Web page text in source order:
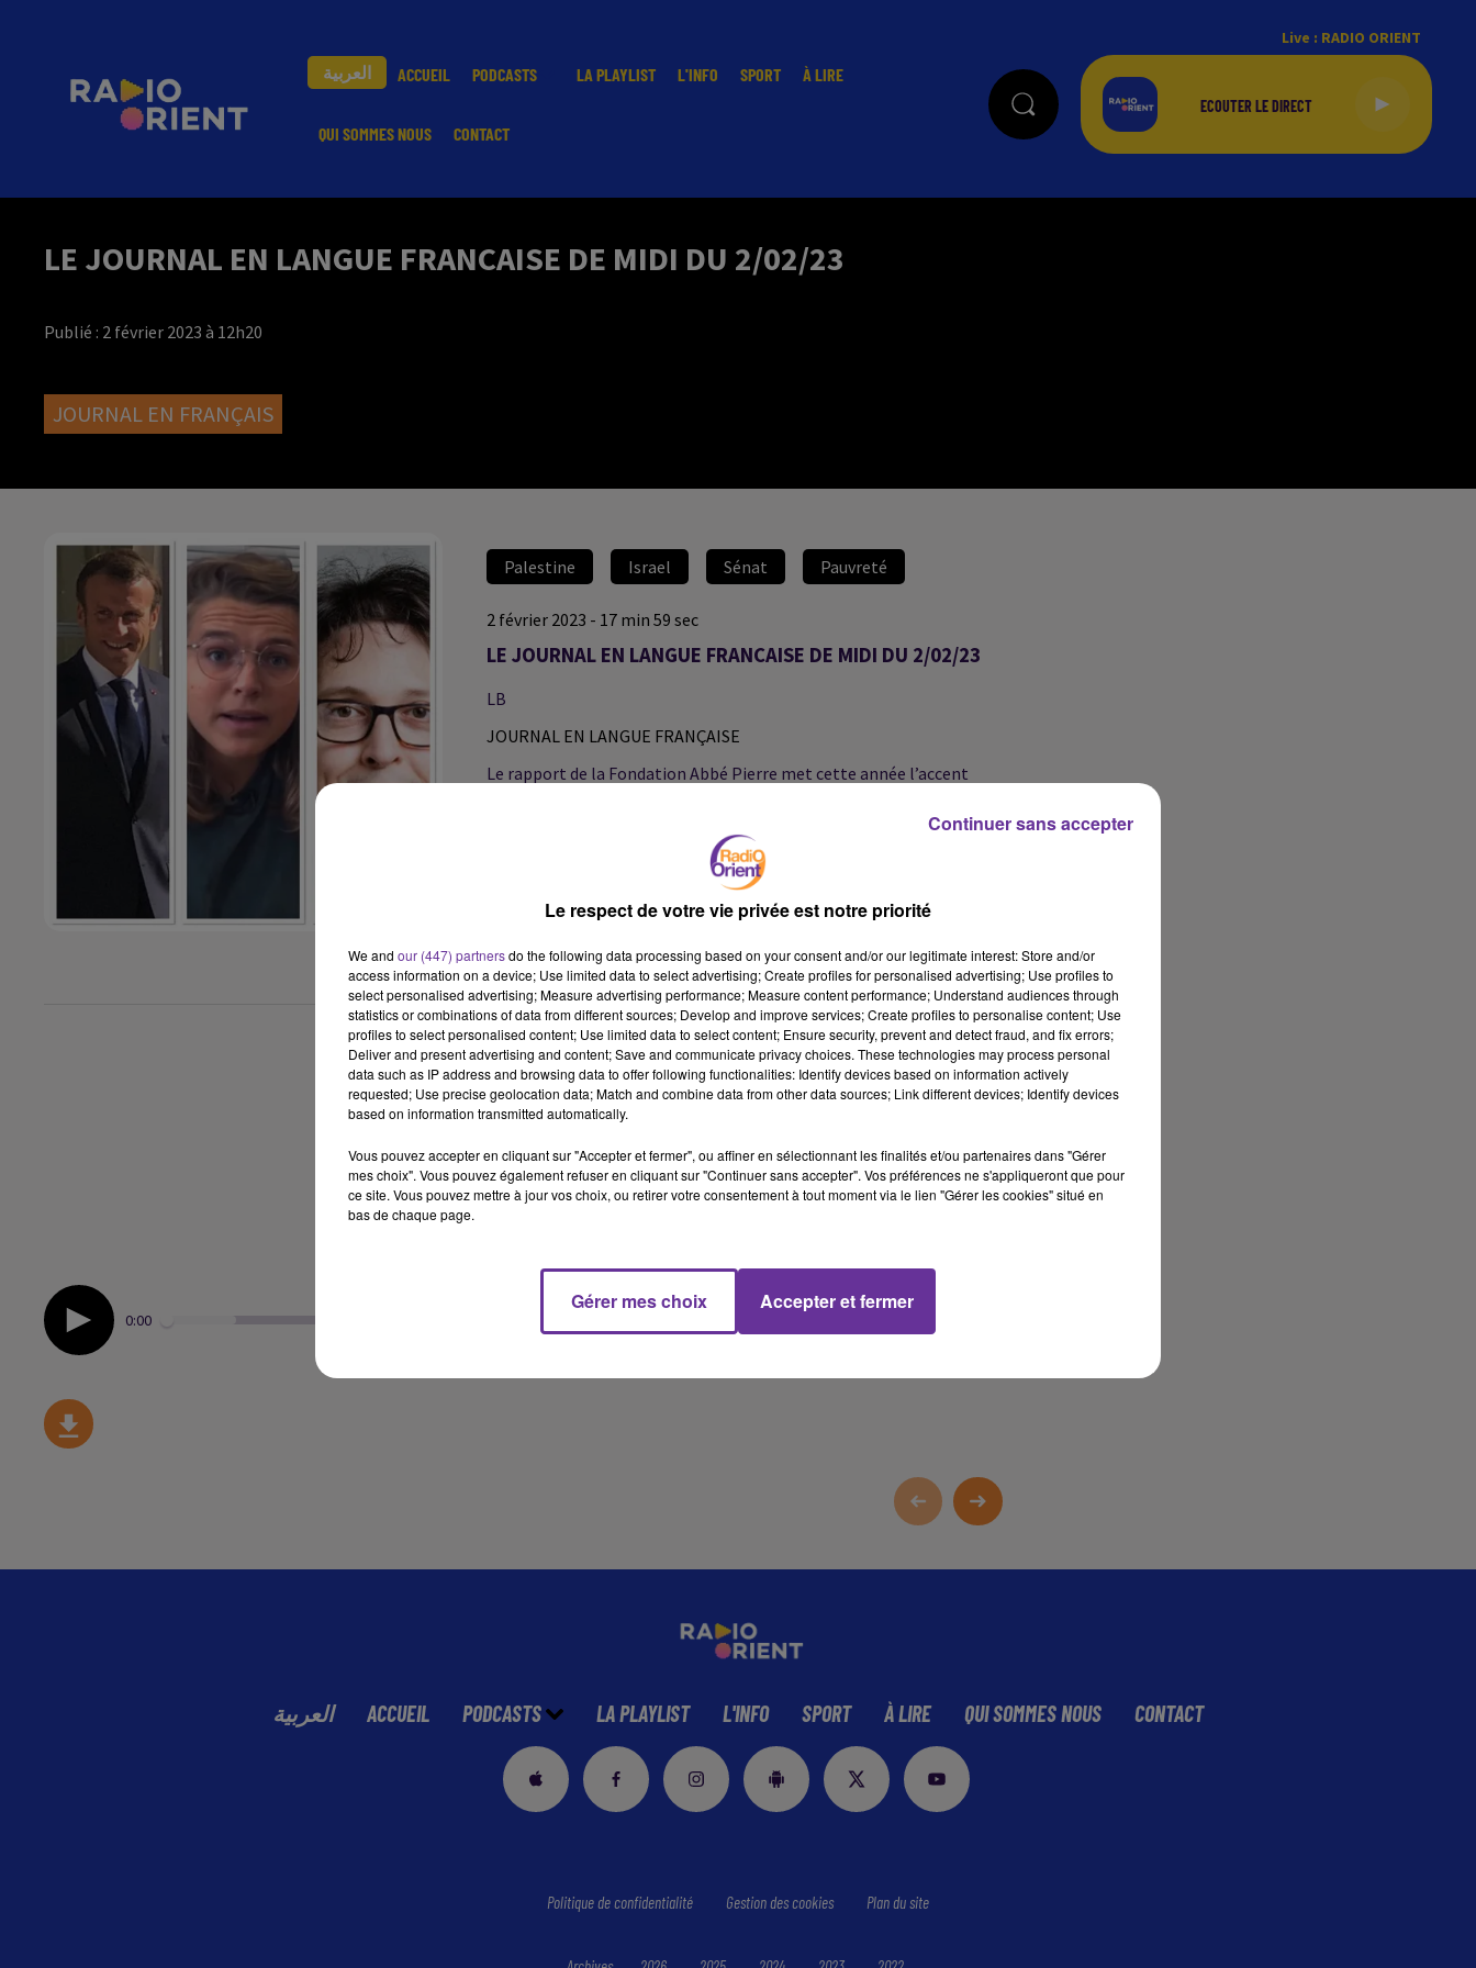
العربية ACCUEIL PODCASTS LA PLAYLIST L'INFO SPORT À LIRE
QUI SOMMES NOUS CONTACT
Live : RADIO ORIENT
LE JOURNAL EN LANGUE FRANCAISE DE MIDI DU 2/02/23
Publié : 2 février 2023 à 12h20
JOURNAL EN FRANÇAIS
Palestine Israel Sénat Pauvreté
2 février 2023 - 17 min 59 sec
LE JOURNAL EN LANGUE FRANCAISE DE MIDI DU 2/02/23
LB
JOURNAL EN LANGUE FRANÇAISE
Le rapport de la Fondation Abbé Pierre met cette année l’accent
Israël a mené dans la nuit des frappes aériennes sur la bande de
Gaza. C’est arrivé quelques heures après avoir qu’ une roquette
tirée à partir de ce territoire palestinien a été interceptée.
Emmanuel Macron reçoit ce jeudi le Premier ministre israélien. La
plateforme des ONG françaises pour la Palestine appelle le
président français à interpeller le chef du gouvernement israélien
sur la colonisation en Cisjordanie occupée. Nous écouterons
Ce sera ce vendredi au Sénat. Un colloque intitulé “Israël-
0:00
العربية ACCUEIL PODCASTS LA PLAYLIST L'INFO SPORT À LIRE QUI SOMMES NOUS CONTACT
Politique de confidentialité Gestion des cookies Plan du site
Le respect de votre vie privée est notre priorité
We and our (447) partnersdo the following data processing based on your consent and/or our legitimate interest: Store and/or
access information on a device; Use limited data to select advertising; Create profiles for personalised advertising; Use profiles to
select personalised advertising; Measure advertising performance; Measure content performance; Understand audiences through
statistics or combinations of data from different sources; Develop and improve services; Create profiles to personalise content; Use
profiles to select personalised content; Use limited data to select content; Ensure security, prevent and detect fraud, and fix errors;
Deliver and present advertising and content; Save and communicate privacy choices. These technologies may process personal
data such as IP address and browsing data to offer following functionalities: Identify devices based on information actively
requested; Use precise geolocation data; Match and combine data from other data sources; Link different devices; Identify devices
based on information transmitted automatically.
Vous pouvez accepter en cliquant sur "Accepter et fermer", ou affiner en sélectionnant les finalités et/ou partenaires dans "Gérer
mes choix". Vous pouvez également refuser en cliquant sur "Continuer sans accepter". Vos préférences ne s'appliqueront que pour
ce site. Vous pouvez mettre à jour vos choix, ou retirer votre consentement à tout moment via le lien "Gérer les cookies" situé en
bas de chaque page.
Gérer mes choix Accepter et fermer
Continuer sans accepter